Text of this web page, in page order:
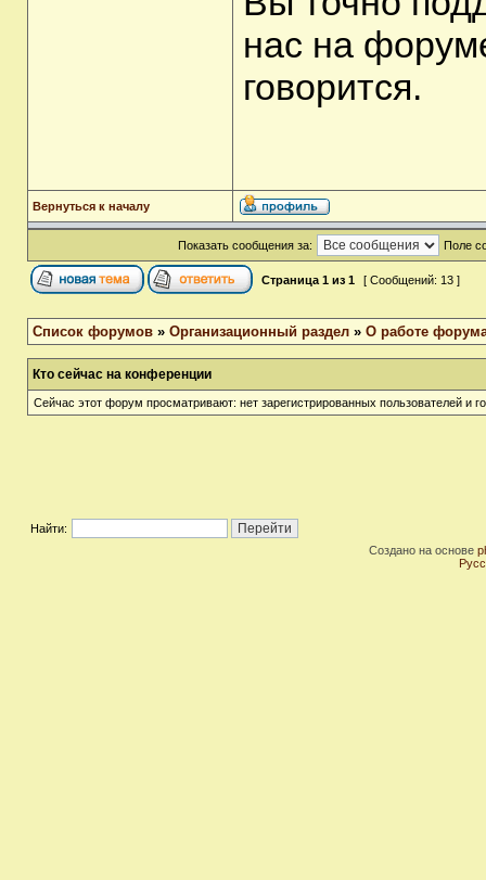
нас на
говорится.
Вернуться к началу
Показать сообщения за: Поле
Страница 1 из 1 [ Сообщений: 13 ]
Список форумов » Организационный раздел » О работе
Кто сейчас на конференции
Сейчас этот форум просматривают: нет зарегистрированных пользователей и
Найти:
Создано на основе